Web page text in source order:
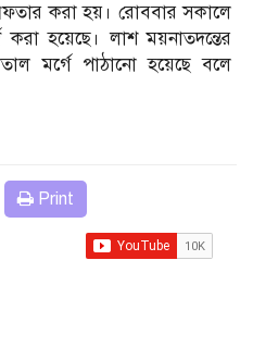
করা হয়। রোববার সকালে
হয়েছে। লাশ ময়নাতদন্তের
মর্গে পাঠানো হয়েছে বলে
Print